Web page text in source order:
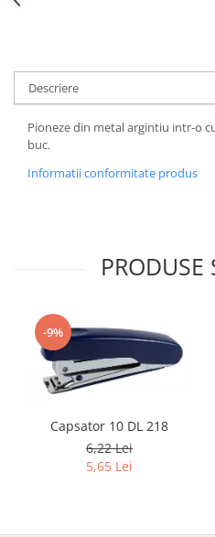
Descriere
Pioneze din metal argintiu intr-o
buc.
Informatii conformitate produs
PRODUSE
-9%
Capsator 10 DL 218
6,22 Lei
5,65 Lei